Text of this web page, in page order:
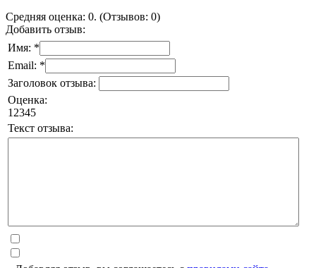
Средняя оценка: 0. (Отзывов: 0)
Добавить отзыв:
Имя: *
Email: *
Заголовок отзыва:
Оценка:
1 2345
Текст отзыва: